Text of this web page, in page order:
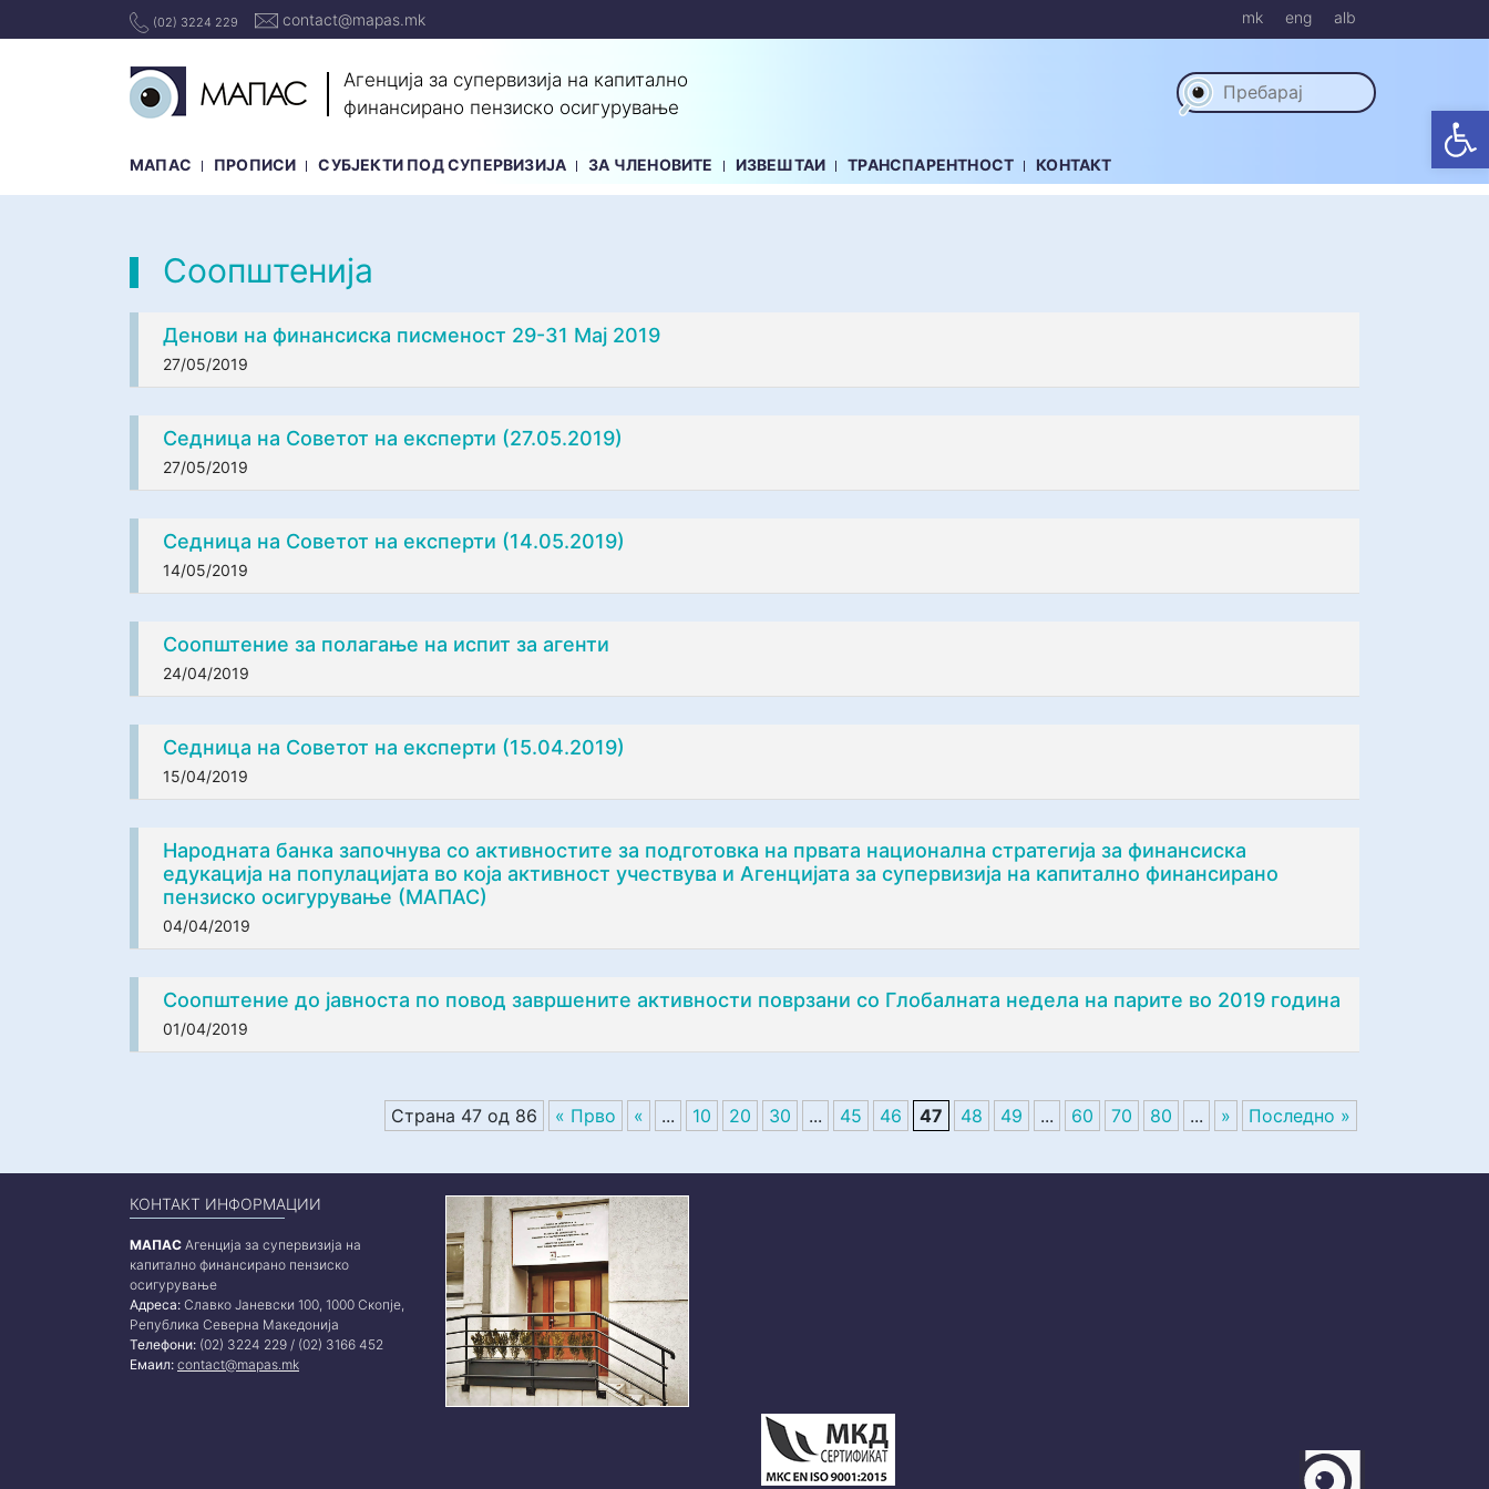
(02) 3224 229 contact@mapas.mk mk eng alb
Агенција за супервизија на капитално
финансирано пензиско осигурување
МАПАС ПРОПИСИ СУБЈЕКТИ ПОД СУПЕРВИЗИЈА ЗА ЧЛЕНОВИТЕ ИЗВЕШТАИ ТРАНСПАРЕНТНОСТ КОНТАКТ
Соопштенија
Денови на финансиска писменост 29-31 Мај 2019
27/05/2019
Седница на Советот на експерти (27.05.2019)
27/05/2019
Седница на Советот на експерти (14.05.2019)
14/05/2019
Соопштение за полагање на испит за агенти
24/04/2019
Седница на Советот на експерти (15.04.2019)
15/04/2019
Народната банка започнува со активностите за подготовка на првата национална стратегија за финансиска
едукација на популацијата во која активност учествува и Агенцијата за супервизија на капитално финансирано
пензиско осигурување (МАПАС)
04/04/2019
Соопштение до јавноста по повод завршените активности поврзани со Глобалната недела на парите во 2019 година
01/04/2019
Страна 47 од 86 « Прво « ... 10 20 30 ... 45 46 47 48 49 ... 60 70 80 ... » Последно »
КОНТАКТ ИНФОРМАЦИИ
МАПАС Агенција за супервизија на
капитално финансирано пензиско
осигурување
Адреса: Славко Јаневски 100, 1000 Скопје,
Република Северна Македонија
Телефони: (02) 3224 229 / (02) 3166 452
Емаил: contact@mapas.mk